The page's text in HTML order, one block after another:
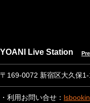
YOANI Live Station
〒169-0072 新宿区大久保
・利用お問い合せ：